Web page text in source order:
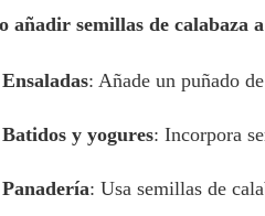
añadir semillas de calabaza
Ensaladas: Añade un puñado
Batidos y yogures: Incorpora
Panadería: Usa semillas de